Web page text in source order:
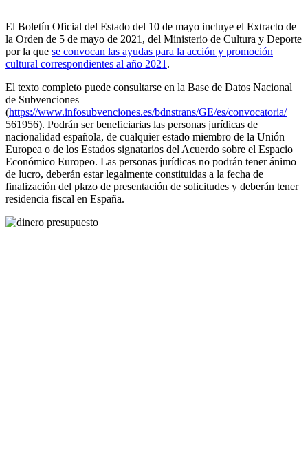
El Boletín Oficial del Estado del 10 de mayo incluye el Extracto de
la Orden de 5 de mayo de 2021, del Ministerio de Cultura y Deporte
por la que se convocan las ayudas para la acción y promoción
cultural correspondientes al año 2021 .
El texto completo puede consultarse en la Base de Datos Nacional
de Subvenciones
(https://www.infosubvenciones.es/bdnstrans/GE/es/convocatoria/
561956). Podrán ser beneficiarias las personas jurídicas de
nacionalidad española, de cualquier estado miembro de la Unión
Europea o de los Estados signatarios del Acuerdo sobre el Espacio
Económico Europeo. Las personas jurídicas no podrán tener ánimo
de lucro, deberán estar legalmente constituidas a la fecha de
finalización del plazo de presentación de solicitudes y deberán tener
residencia fiscal en España.